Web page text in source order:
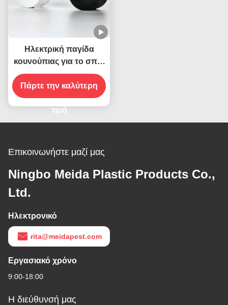
Ηλεκτρική παγίδα
κουνούπιας για το σπίτι
Φωτήρα δολοφόνου
εντόμων Εφαρμόσιμη
έκταση 20-50
τετραγωνικά μέτρα
Πάρτε την καλύτερη
τιμή
Επικοινωνήστε μαζί μας
Ningbo Meida Plastic Products Co.,
Ltd.
Ηλεκτρονικό
rita@meidapest.com
Εργασιακό χρόνο
9:00-18:00
Η διεύθυνσή μας